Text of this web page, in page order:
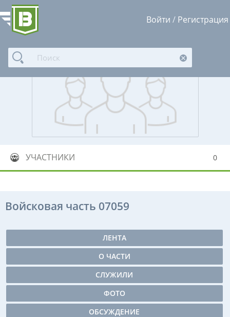
Войти / Регистрация
УЧАСТНИКИ 0
Войсковая часть 07059
ЛЕНТА
О ЧАСТИ
СЛУЖИЛИ
ФОТО
ОБСУЖДЕНИЕ